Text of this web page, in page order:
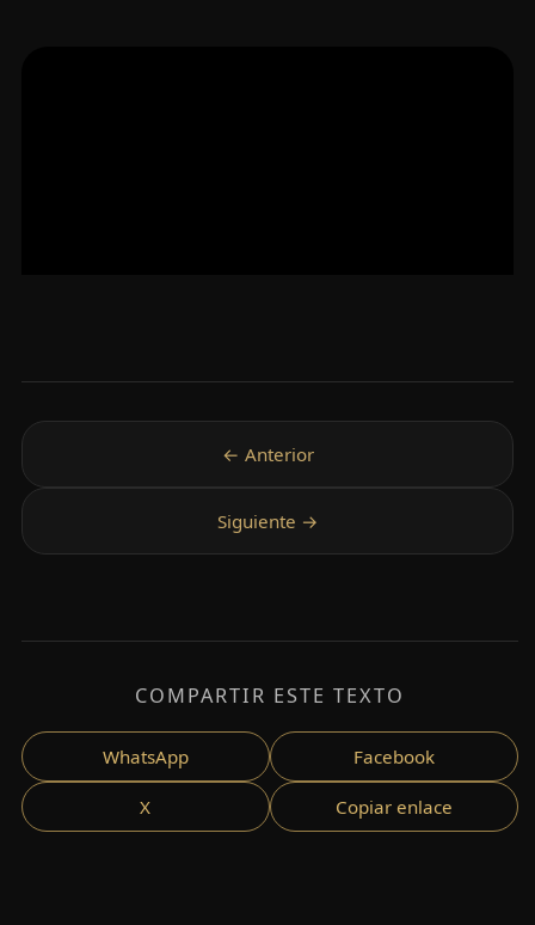
COMPARTIR ESTE TEXTO
WhatsApp Facebook
X Copiar enlace